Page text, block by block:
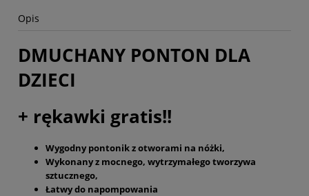
Opis
DMUCHANY PONTON DLA
DZIECI
+ rękawki gratis!!
Wygodny pontonik z otworami na nóżki,
Wykonany z mocnego, wytrzymałego tworzywa
sztucznego,
Łatwy do napompowania